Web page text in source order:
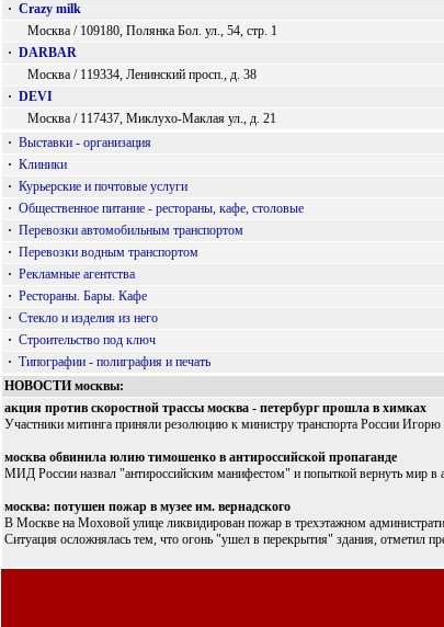
· Crazy milk
Москва / 109180, Полянка Бол. ул., 54, стр. 1
· DARBAR
Москва / 119334, Ленинский просп., д. 38
· DEVI
Москва / 117437, Миклухо-Маклая ул., д. 21
· Выставки - организация
· Клиники
· Курьерские и почтовые услуги
· Общественное питание - рестораны, кафе, столовые
· Перевозки автомобильным транспортом
· Перевозки водным транспортом
· Рекламные агентства
· Рестораны. Бары. Кафе
· Стекло и изделия из него
· Строительство под ключ
· Типографии - полиграфия и печать
НОВОСТИ москвы:
акция против скоростной трассы москва - петербург прошла в химках
Участники митинга приняли резолюцию к министру транспорта России
москва обвинила юлию тимошенко в антироссийской пропаганде
МИД России назвал "антироссийским манифестом" и попыткой вернуть мир
москва: потушен пожар в музее им. вернадского
В Москве на Моховой улице ликвидирован пожар в трехэтажном
Ситуация осложнялась тем, что огонь "ушел в перекрытия" здания, отметил